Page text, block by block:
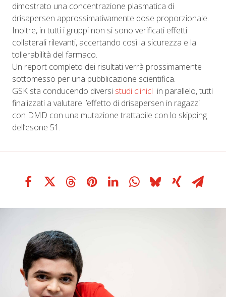
dimostrato una concentrazione plasmatica di
drisapersen approssimativamente dose proporzionale.
Inoltre, in tutti i gruppi non si sono verificati effetti
collaterali rilevanti, accertando così la sicurezza e la
tollerabilità del farmaco.
Un report completo dei risultati verrà prossimamente
sottomesso per una pubblicazione scientifica.
GSK sta conducendo diversi studi clinici in parallelo, tutti
finalizzati a valutare l’effetto di drisapersen in ragazzi
con DMD con una mutazione trattabile con lo skipping
dell’esone 51.